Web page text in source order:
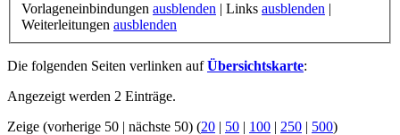
Vorlageneinbindungen ausblenden | Links ausblenden |
Weiterleitungen ausblenden
Die folgenden Seiten verlinken aufÜbersichtskarte:
Angezeigt werden 2 Einträge.
Zeige (vorherige 50 | nächste 50) (20 | 50 | 100 | 250 | 500)